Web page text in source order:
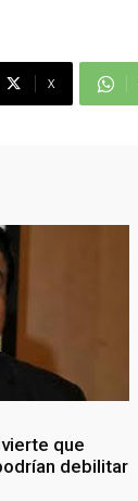
X
que
debilitar